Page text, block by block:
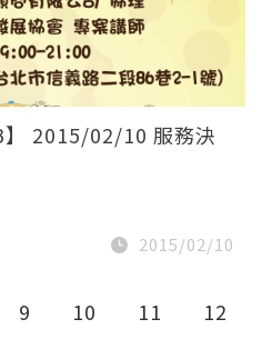
】 2015/02/10 服務決
2015/02/10
9 10 11 12